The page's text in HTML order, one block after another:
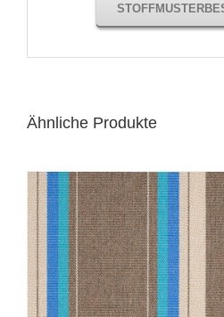
Ähnliche Produkte